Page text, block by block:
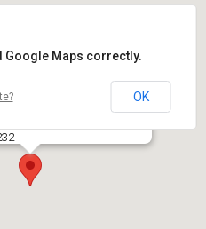
PARKAS, UAB
Google Maps correctly.
OK